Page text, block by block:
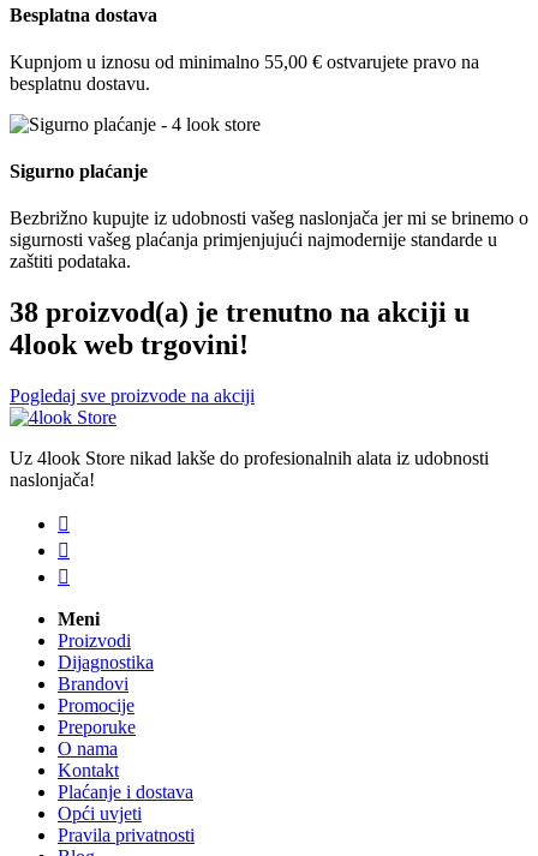
Besplatna dostava
Kupnjom u iznosu od minimalno 55,00 € ostvarujete pravo na
besplatnu dostavu.
Sigurno plaćanje
Bezbrižno kupujte iz udobnosti vašeg naslonjača jer mi se brinemo o
sigurnosti vašeg plaćanja primjenjujući najmodernije standarde u
zaštiti podataka.
38 proizvod(a) je trenutno na akciji u
4look web trgovini!
Pogledaj sve proizvode na akciji
Uz 4look Store nikad lakše do profesionalnih alata iz udobnosti
naslonjača!



Meni
Proizvodi
Dijagnostika
Brandovi
Promocije
Preporuke
O nama
Kontakt
Plaćanje i dostava
Opći uvjeti
Pravila privatnosti